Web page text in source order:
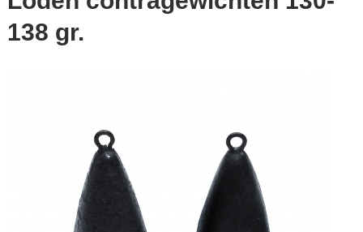
138 gr.